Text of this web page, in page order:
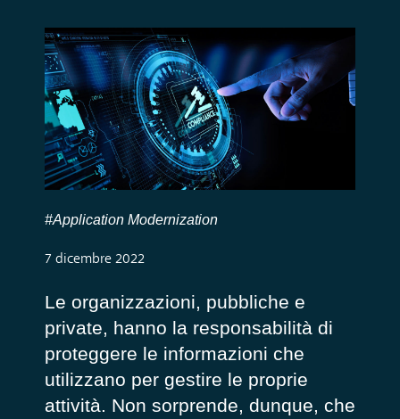
#Application Modernization
7 dicembre 2022
Le organizzazioni, pubbliche e
private, hanno la responsabilità di
proteggere le informazioni che
utilizzano per gestire le proprie
attività. Non sorprende, dunque, che